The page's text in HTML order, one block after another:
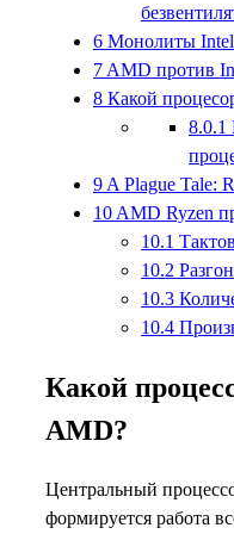
6 Монолиты
7 AMD против
8 Какой
8.0.1
9 A Plague Tale:
10 AMD Ryzen
10.1
10.2 Разгон
10.3
10.4
Какой
AMD?
Центральный
формируется работа